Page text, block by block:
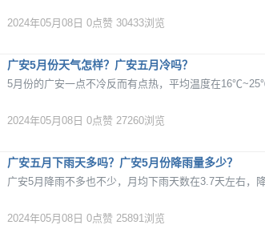
2024年05月08日 0点赞 30433浏览
广安5月份天气怎样？广安五月冷吗？
5月份的广安一点不冷反而有点热，平均温度在
2024年05月08日 0点赞 27260浏览
广安五月下雨天多吗？广安5月份降雨量多少？
广安5月降雨不多也不少，月均下雨天数在3.7天左右，
2024年05月08日 0点赞 25891浏览